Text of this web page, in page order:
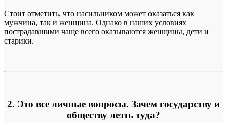
Стоит отметить, что насильником может оказаться как
мужчина, так и женщина. Однако в наших условиях
пострадавшими чаще всего оказываются женщины, дети и
старики.
2. Это все личные вопросы. Зачем государству и
обществу лезть туда?